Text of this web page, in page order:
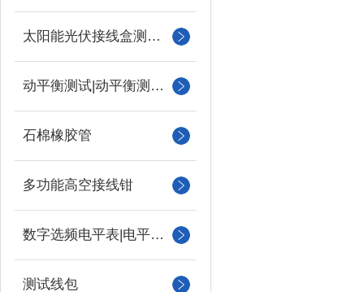
太阳能光伏接线盒测试仪
动平衡测试|动平衡测量仪
石棉橡胶管
多功能高空接线钳
数字选频电平表|电平振荡器
测试线包